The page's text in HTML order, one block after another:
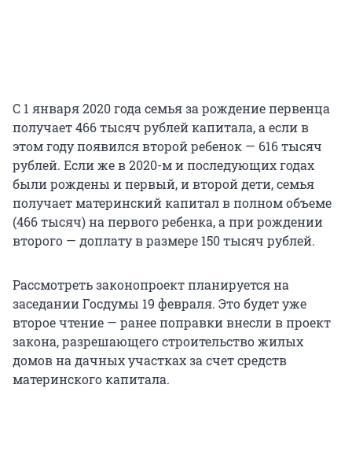
С 1 января 2020 года семья за рождение первенца
получает 466 тысяч рублей капитала, а если в
этом году появился второй ребенок — 616 тысяч
рублей. Если же в 2020-м и последующих годах
были рождены и первый, и второй дети, семья
получает материнский капитал в полном объеме
(466 тысяч) на первого ребенка, а при рождении
второго — доплату в размере 150 тысяч рублей.
Рассмотреть законопроект планируется на
заседании Госдумы 19 февраля. Это будет уже
второе чтение — ранее поправки внесли в проект
закона, разрешающего строительство жилых
домов на дачных участках за счет средств
материнского капитала.